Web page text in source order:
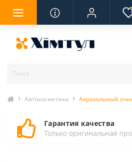
Автокосметика Аэрозольный
Гарантия качества
Только оригинальная